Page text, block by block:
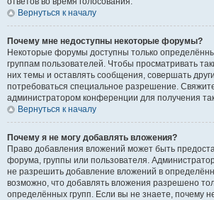
Вернуться к началу
Почему мне недоступны некоторые форумы?
Некоторые форумы доступны только
группам пользователей. Чтобы просматривать
них темы и оставлять сообщения, совершать
потребоваться специальное разрешение.
администратором конференции для получения
Вернуться к началу
Почему я не могу добавлять вложения?
Право добавления вложений может быть
форума, группы или пользователя.
не разрешить добавление вложений в
возможно, что добавлять вложения разрешено
определённых групп. Если вы не знаете, почему